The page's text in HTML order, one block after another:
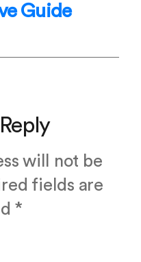
Guide
will not be
fields are
*